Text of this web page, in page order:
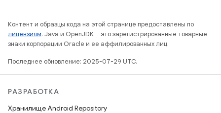
Контент и образцы кода на этой странице предоставлены по
лицензиям. Java и OpenJDK – это зарегистрированные товарные
знаки корпорации Oracle и ее аффилированных лиц.
Последнее обновление: 2025-07-29 UTC.
РАЗРАБОТКА
Хранилище Android Repository